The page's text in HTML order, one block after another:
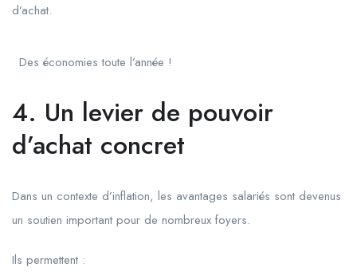
d’achat.
Des économies toute l’année !
4. Un levier de pouvoir
d’achat concret
Dans un contexte d’inflation, les avantages salariés sont devenus
un soutien important pour de nombreux foyers.
Ils permettent :